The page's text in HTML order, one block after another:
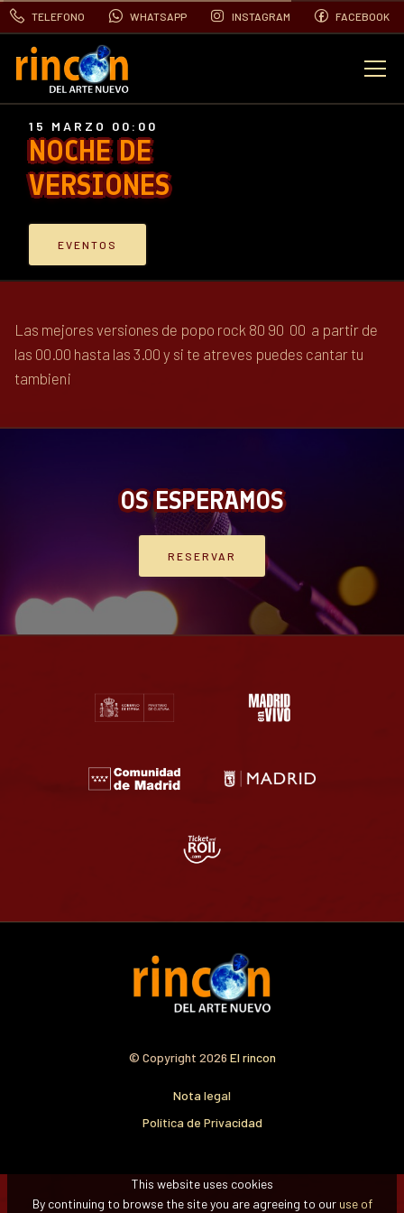
TELEFONO WHATSAPP INSTAGRAM FACEBOOK
NOCHE DE
VERSIONES
15 MARZO 00:00
EVENTOS
Las mejores versiones de popo rock 80 90 00 a partir de
las 00.00 hasta las 3.00 y si te atreves puedes cantar tu
tambien¡
OS ESPERAMOS
RESERVAR
© Copyright 2026 El rincon
Nota legal
Política de Privacidad
This website uses cookies
By continuing to browse the site you are agreeing to our use of
EVENTOS
CONTACTO